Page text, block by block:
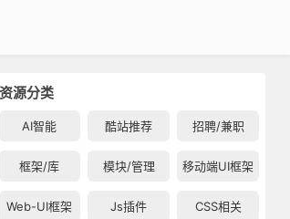
资源分类
AI智能 酷站推荐 招聘/兼职
框架/库 模块/管理 移动端UI框架
Web-UI框架 Js插件 CSS相关